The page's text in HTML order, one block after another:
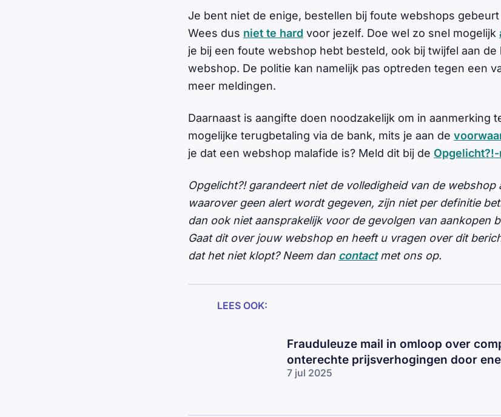
Je bent niet de enige, bestellen bij foute webshops
Wees dus niet te hard voor jezelf. Doe wel zo snel mogelijk
je bij een foute webshop hebt besteld, ook bij twijfel aan
webshop. De politie kan namelijk pas optreden tegen een
meer meldingen.
Daarnaast is aangifte doen noodzakelijk om in aanmerking
mogelijke terugbetaling via de bank, mits je aan de
je dat een webshop malafide is? Meld dit bij de
Opgelicht?! garandeert niet de volledigheid van de webshop
waarover geen alert wordt gegeven, zijn niet per definitie
dan ook niet aansprakelijk voor de gevolgen van aankopen
Gaat dit over jouw webshop en heeft u vragen over dit
dat het niet klopt? Neem dan contactmet ons op.
LEES OOK:
Frauduleuze mail in omloop over
onterechte prijsverhogingen door
7 jul 2025